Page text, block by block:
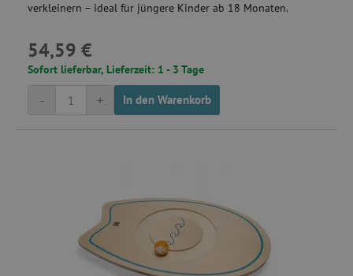
verkleinern – ideal für jüngere Kinder ab 18 Monaten.
54,59 €
Sofort lieferbar, Lieferzeit: 1 - 3 Tage
+
- In den Warenkorb